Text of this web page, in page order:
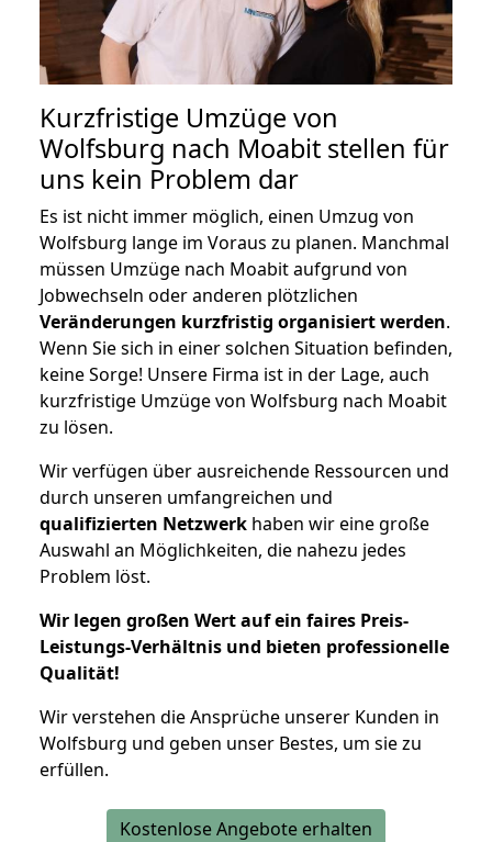
Kurzfristige Umzüge von
Wolfsburg nach Moabit stellen für
uns kein Problem dar
Es ist nicht immer möglich, einen Umzug von
Wolfsburg lange im Voraus zu planen. Manchmal
müssen Umzüge nach Moabit aufgrund von
Jobwechseln oder anderen plötzlichen
Veränderungen kurzfristig organisiert werden.
Wenn Sie sich in einer solchen Situation befinden,
keine Sorge! Unsere Firma ist in der Lage, auch
kurzfristige Umzüge von Wolfsburg nach Moabit
zu lösen.
Wir verfügen über ausreichende Ressourcen und
durch unseren umfangreichen und
qualifizierten Netzwerk haben wir eine große
Auswahl an Möglichkeiten, die nahezu jedes
Problem löst.
Wir legen großen Wert auf ein faires Preis-
Leistungs-Verhältnis und bieten professionelle
Qualität!
Wir verstehen die Ansprüche unserer Kunden in
Wolfsburg und geben unser Bestes, um sie zu
erfüllen.
Kostenlose Angebote erhalten